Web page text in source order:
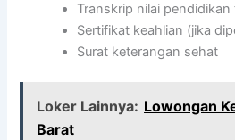
Transkrip nilai pendidikan
Sertifikat keahlian (jika
Surat keterangan sehat
Loker Lainnya: Lowongan
Barat